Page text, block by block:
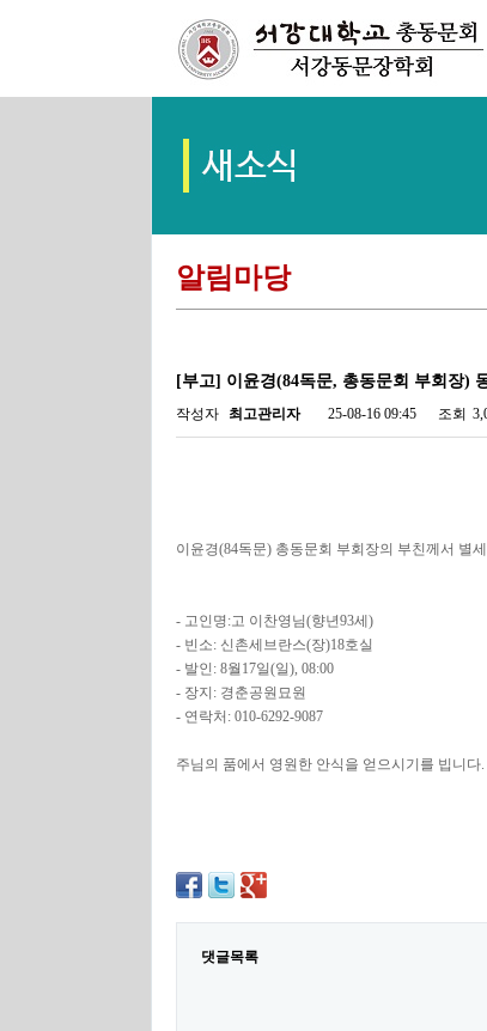
알림마당
[부고] 이윤경(84독문, 총동문회 부회장)
작성자 최고관리자 25-08-16 09:45 조회
이윤경(84독문) 총동문회 부회장의 부친께서 별
- 고인명:고 이찬영님(향년93세)
- 빈소: 신촌세브란스(장)18호실
- 발인: 8월17일(일), 08:00
- 장지: 경춘공원묘원
- 연락처: 010-6292-9087
주님의 품에서 영원한 안식을 얻으시기를 빕니다.
댓글목록